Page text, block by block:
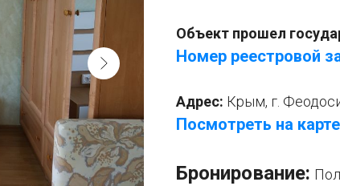
Объект прошел
Номер реестровой
Адрес: Крым, г.
Посмотреть на карте
Бронирование: